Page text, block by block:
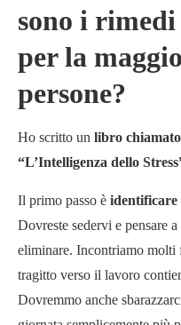
sono i
per la
persone?
Ho scritto un libro
“L’Intelligenza dello
Il primo passo è
Dovreste sedervi e pensare
eliminare. Incontriamo molti
tragitto verso il lavoro
Dovremmo anche